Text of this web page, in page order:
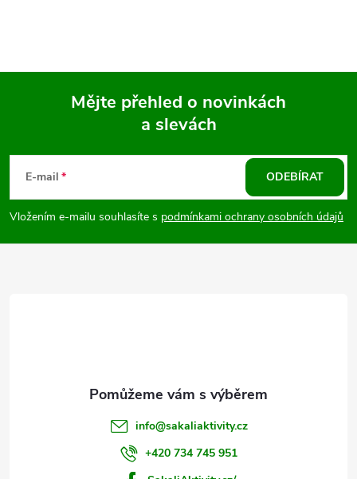
p
y
v
p
Mějte přehled o novinkách
a slevách
E-mail
Vložením e-mailu souhlasíte s podmínkami ochrany osobních údajů
ODEBÍRAT
info@sakaliaktivity.cz
+420 734 745 951